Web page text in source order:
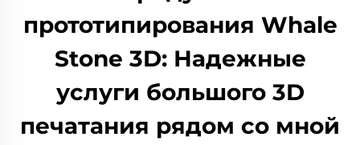
прототипирования Whale
Stone 3D: Надежные
услуги большого 3D
печатания рядом со мной